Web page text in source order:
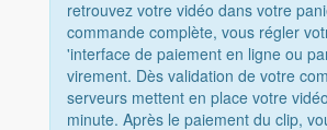
retrouvez votre vidéo dans votre
commande complète, vous régler
'interface de paiement en ligne ou
virement. Dès validation de votre
serveurs mettent en place votre
minute. Après le paiement du clip,